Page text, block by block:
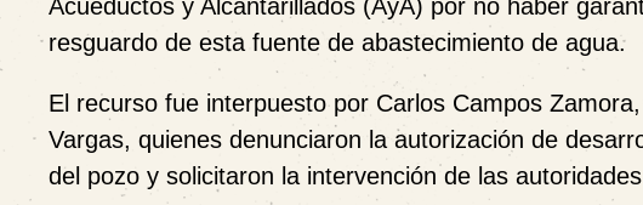
Acueductos y Alcantarillados (AyA) por no haber
resguardo de esta fuente de abastecimiento de agua.
El recurso fue interpuesto por Carlos Campos Zamora,
Vargas, quienes denunciaron la autorización de
del pozo y solicitaron la intervención de las